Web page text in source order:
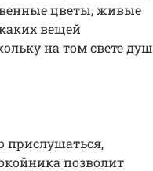
цветы, живые
вещей
на том свете
прислушаться,
позволит